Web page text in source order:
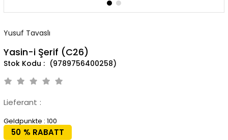
Yusuf Tavaslı
Yasin-i Şerif (C26)
(9789756400258)
Lieferant :
Geldpunkte : 100
%
50
RABATT